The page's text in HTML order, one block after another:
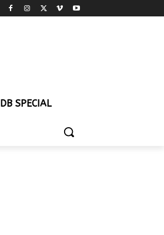
DB SPECIAL